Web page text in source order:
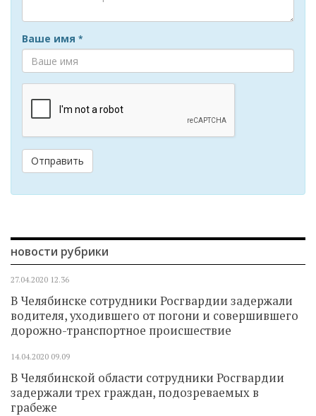
Ваше имя *
Отправить
новости рубрики
27.04.2020 12.36
В Челябинске сотрудники Росгвардии задержали
водителя, уходившего от погони и совершившего
дорожно-транспортное происшествие
14.04.2020 09.09
В Челябинской области сотрудники Росгвардии
задержали трех граждан, подозреваемых в
грабеже